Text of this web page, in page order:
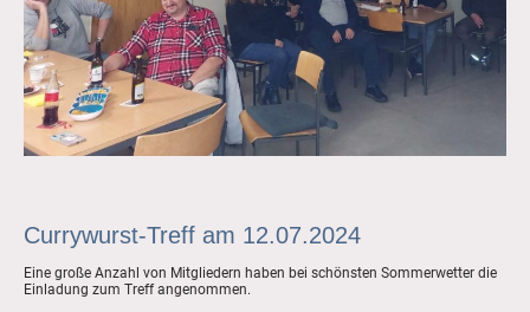
Currywurst-Treff am 12.07.2024
Eine große Anzahl von Mitgliedern haben bei schönsten Sommerwetter die
Einladung zum Treff angenommen.